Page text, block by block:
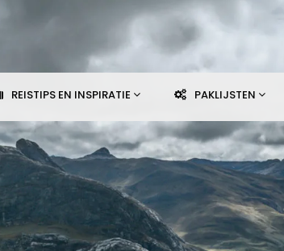
REISTIPS EN INSPIRATIE PAKLIJSTEN